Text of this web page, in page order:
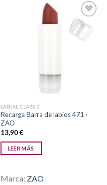
Añadir
LABIAL CLASSIC
Recarga Barra de labios 471 ·
ZAO
13,90€
LEER MÁS
Marca: ZAO